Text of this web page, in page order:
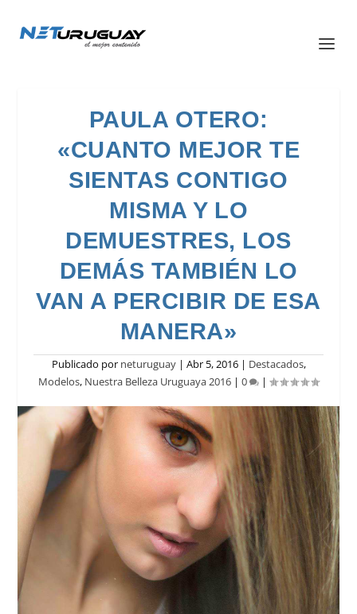
PAULA OTERO:
«CUANTO MEJOR TE
SIENTAS CONTIGO
MISMA Y LO
DEMUESTRES, LOS
DEMÁS TAMBIÉN LO
VAN A PERCIBIR DE ESA
MANERA»
Publicado por neturuguay| Abr 5, 2016| Destacados,
Modelos, Nuestra Belleza Uruguaya 2016 | 0 |